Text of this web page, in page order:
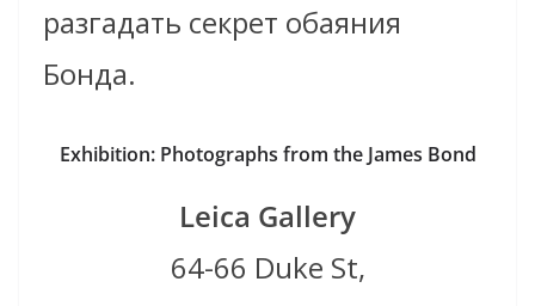
разгадать секрет обаяния
Бонда.
Exhibition: Photographs from the James Bond
Leica Gallery
64-66 Duke St,